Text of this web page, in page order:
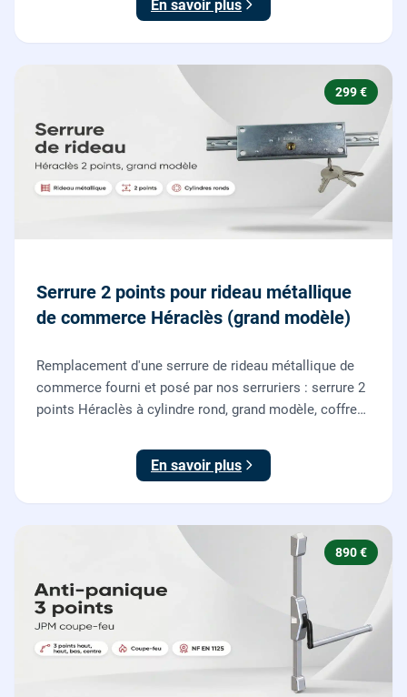
En savoir plus
299 €
Serrure 2 points pour rideau métallique
de commerce Héraclès (grand modèle)
Remplacement d'une serrure de rideau métallique de
commerce fourni et posé par nos serruriers : serrure 2
points Héraclès à cylindre rond, grand modèle, coffre
des deux points de verrouillage.
En savoir plus
890 €